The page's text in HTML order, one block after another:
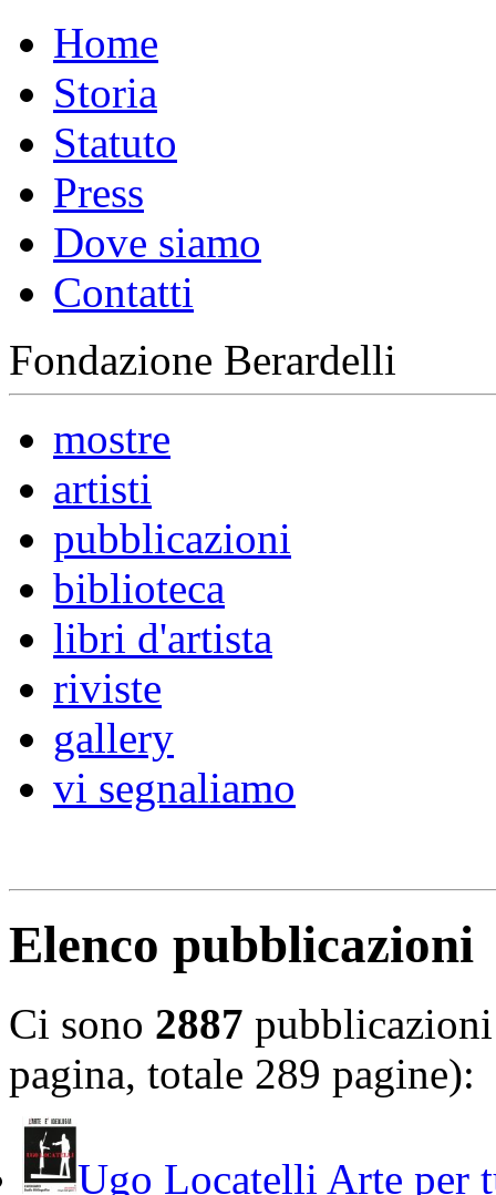
Home
Storia
Statuto
Press
Dove siamo
Contatti
Fondazione Berardelli
mostre
artisti
pubblicazioni
biblioteca
libri d'artista
riviste
gallery
vi segnaliamo
Elenco pubblicazioni
Ci sono 2887
pagina, totale 289 pagine):
Ugo Locatelli Arte per